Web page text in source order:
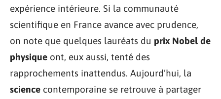
expérience intérieure. Si la communauté
scientifique en France avance avec prudence,
on note que quelques lauréats du prix Nobel de
physique ont, eux aussi, tenté des
rapprochements inattendus. Aujourd’hui, la
science contemporaine se retrouve à partager